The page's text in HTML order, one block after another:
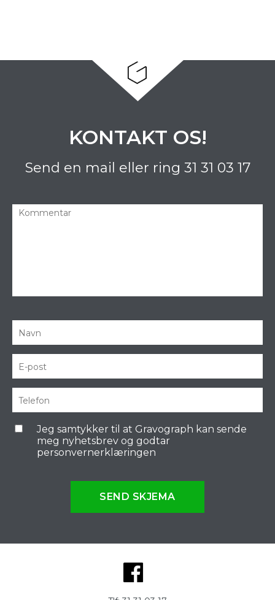
KONTAKT OS!
Send en mail eller ring 31 31 03 17
Jeg samtykker til at Gravograph kan sende
meg nyhetsbrev og godtar
personvernerklæringen
SEND SKJEMA